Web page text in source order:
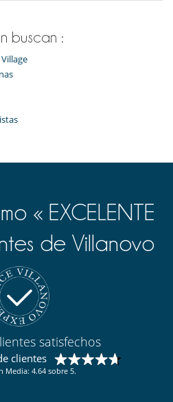
buscan :
« EXCELENTE
de Villanovo
satisfechos
clientes
Media: 4.64 sobre 5.